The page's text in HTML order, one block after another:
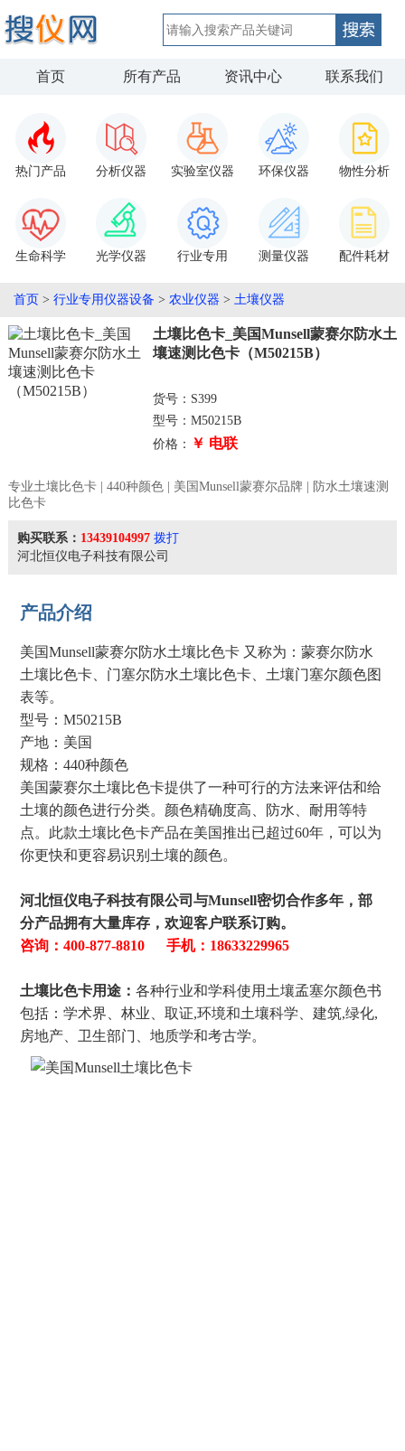
首页 所有产品 资讯中心 联系我们
热门产品 分析仪器 实验室仪器 环保仪器 物性分析
生命科学 光学仪器 行业专用 测量仪器 配件耗材
首页 > 行业专用仪器设备 > 农业仪器 > 土壤仪器
土壤比色卡_美国Munsell蒙赛尔防水土
壤速测比色卡（M50215B）
货号：S399
型号：M50215B
价格： ￥ 电联
专业土壤比色卡 | 440种颜色 | 美国Munsell蒙赛尔品牌 | 防水土壤速测
比色卡
购买联系： 13439104997 拨打
河北恒仪电子科技有限公司
产品介绍
美国Munsell蒙赛尔防水土壤比色卡 又称为：蒙赛尔防水
土壤比色卡、门塞尔防水土壤比色卡、土壤门塞尔颜色图
表等。
型号：M50215B
产地：美国
规格：440种颜色
美国蒙赛尔土壤比色卡提供了一种可行的方法来评估和给
土壤的颜色进行分类。颜色精确度高、防水、耐用等特
点。此款土壤比色卡产品在美国推出已超过60年，可以为
你更快和更容易识别土壤的颜色。
河北恒仪电子科技有限公司与Munsell密切合作多年，部
分产品拥有大量库存，欢迎客户联系订购。
咨询：400-877-8810 手机：18633229965
土壤比色卡用途： 各种行业和学科使用土壤孟塞尔颜色书
包括：学术界、林业、取证,环境和土壤科学、建筑,绿化,
房地产、卫生部门、地质学和考古学。